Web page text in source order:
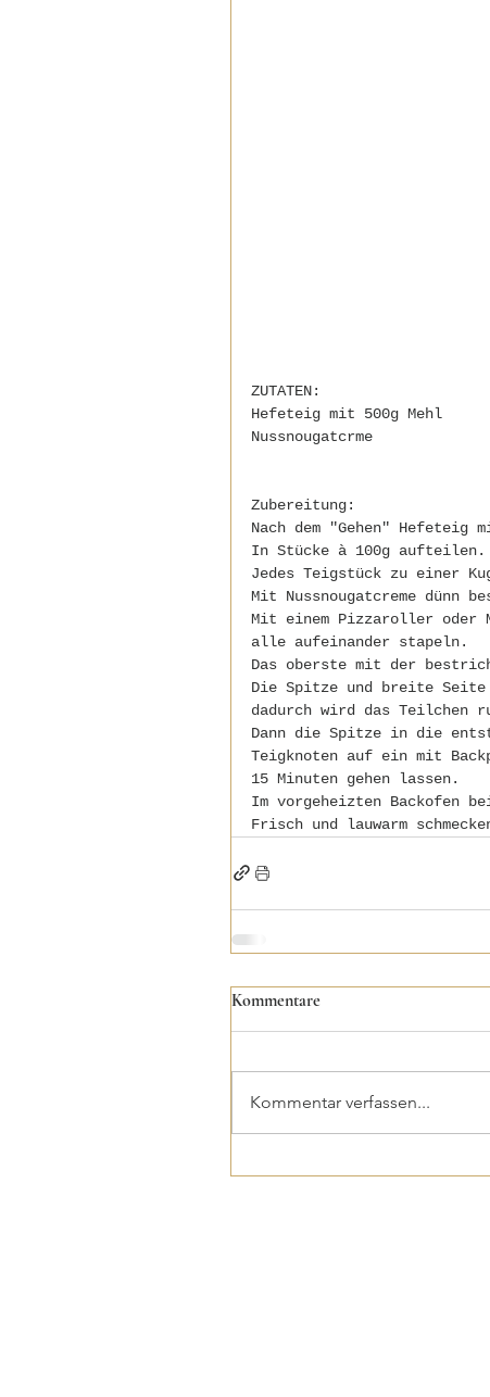
ZUTATEN:
Hefeteig mit 500g Mehl
Nussnougatcrme
Zubereitung:
Nach dem "Gehen" Hefeteig
In Stücke à 100g aufteilen.
Jedes Teigstück zu einer
Mit Nussnougatcreme dünn
Mit einem Pizzaroller oder
alle aufeinander stapeln.
Das oberste mit der
Die Spitze und breite Seite
dadurch wird das Teilchen
Dann die Spitze in die
Teigknoten auf ein mit
15 Minuten gehen lassen.
Im vorgeheizten Backofen
Frisch und lauwarm
Kommentare
Kommentar verfassen...